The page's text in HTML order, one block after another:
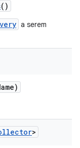
()
a serem
>